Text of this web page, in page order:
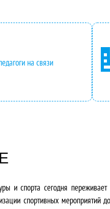
на связи
и спорта сегодня
спортивных мероприятий